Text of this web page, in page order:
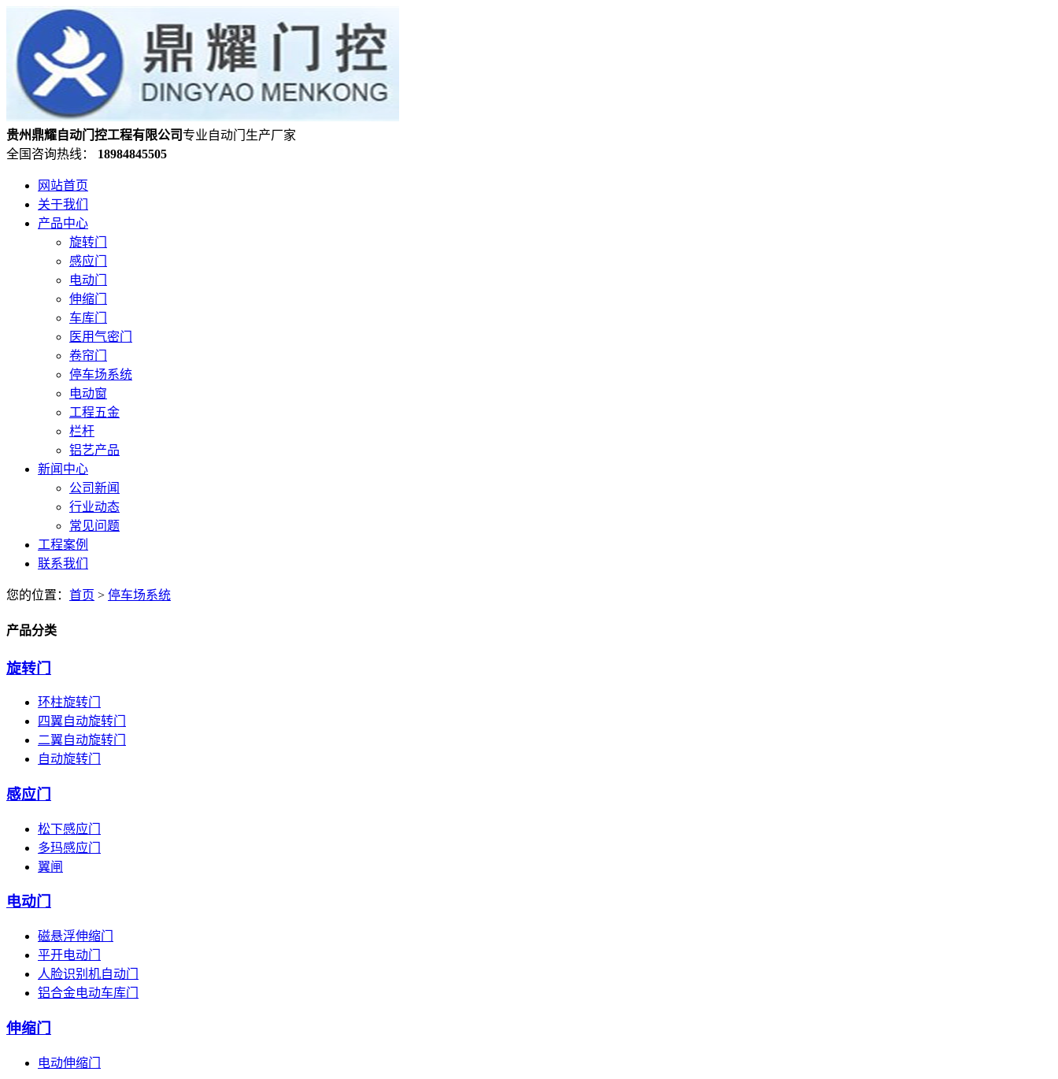
贵州鼎耀自动门控工程有限公司专业自动门生产厂家
全国咨询热线：
18984845505
网站首页
关于我们
产品中心
旋转门
感应门
电动门
伸缩门
车库门
医用气密门
卷帘门
停车场系统
电动窗
工程五金
栏杆
铝艺产品
新闻中心
公司新闻
行业动态
常见问题
工程案例
联系我们
您的位置： 首页 > 停车场系统
产品分类
旋转门
环柱旋转门
四翼自动旋转门
二翼自动旋转门
自动旋转门
感应门
松下感应门
多玛感应门
翼闸
电动门
磁悬浮伸缩门
平开电动门
人脸识别机自动门
铝合金电动车库门
伸缩门
电动伸缩门